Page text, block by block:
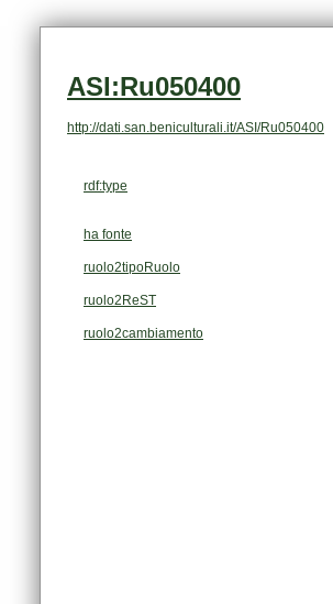
ASI:Ru050400
http://dati.san.beniculturali.it/ASI/Ru050400
rdf:type
ha fonte
ruolo2tipoRuolo
ruolo2ReST
ruolo2cambiamento